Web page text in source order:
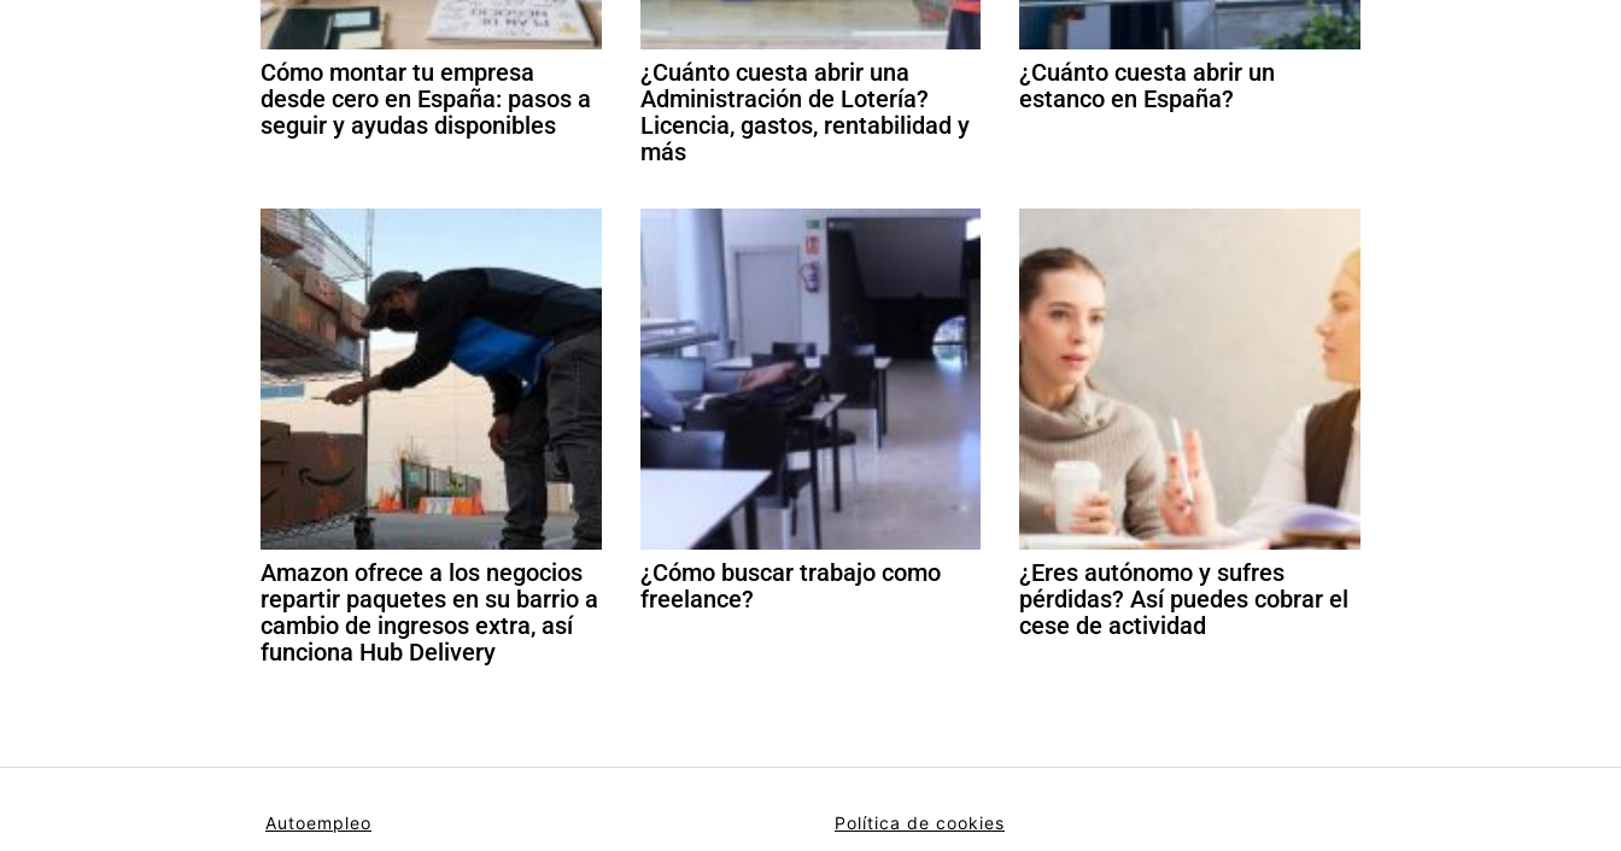
Cómo montar tu empresa
desde cero en España: pasos a
seguir y ayudas disponibles
¿Cuánto cuesta abrir una
Administración de Lotería?
Licencia, gastos, rentabilidad y
más
¿Cuánto cuesta abrir un
estanco en España?
Amazon ofrece a los negocios
repartir paquetes en su barrio a
cambio de ingresos extra, así
funciona Hub Delivery
¿Cómo buscar trabajo como
freelance?
¿Eres autónomo y sufres
pérdidas? Así puedes cobrar el
cese de actividad
Autoempleo Política de cookies